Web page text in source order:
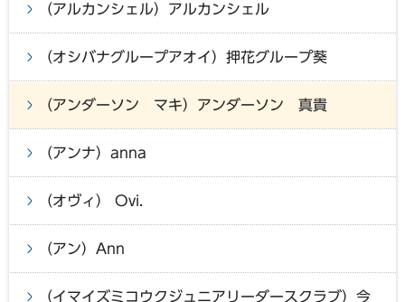
（アルカンシェル）アルカンシェル
（オシバナグループアオイ）押花グループ葵
（アンダーソン マキ）アンダーソン 真貴
（アンナ）anna
（オヴィ） Ovi.
（アン）Ann
（イマイズミコウクジュニアリーダースクラブ）今